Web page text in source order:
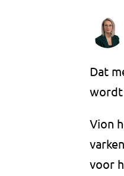
Dat
wordt
Vion
voor